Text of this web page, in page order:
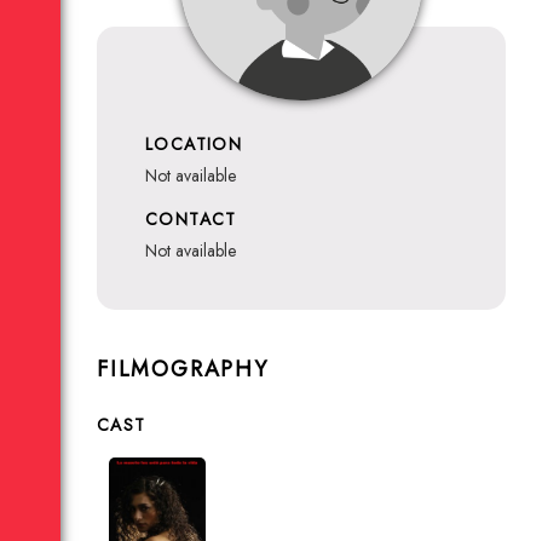
LOCATION
not available
CONTACT
not available
FILMOGRAPHY
CAST